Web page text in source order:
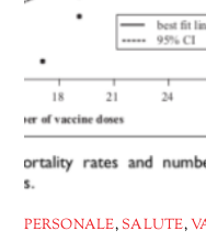
PERSONALE,SALUTE,